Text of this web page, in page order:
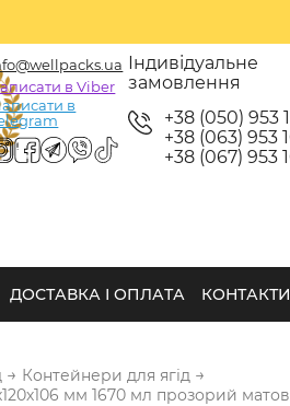
в Viber
в
Індивідуальне
замовлення
+38 (050) 953
+38 (063) 953
+38 (067) 953
ДОСТАВКА І ОПЛАТА КОНТАКТИ
→ Контейнери для ягід →
мм 1670 мл прозорий